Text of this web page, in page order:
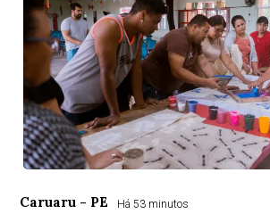
Caruaru - PE Há 53 minutos